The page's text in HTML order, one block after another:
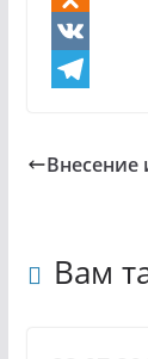
O
d
a
V
g
Внесение
Вам